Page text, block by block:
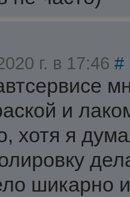
г. в 17:46 #
и
хотя я
шикарно